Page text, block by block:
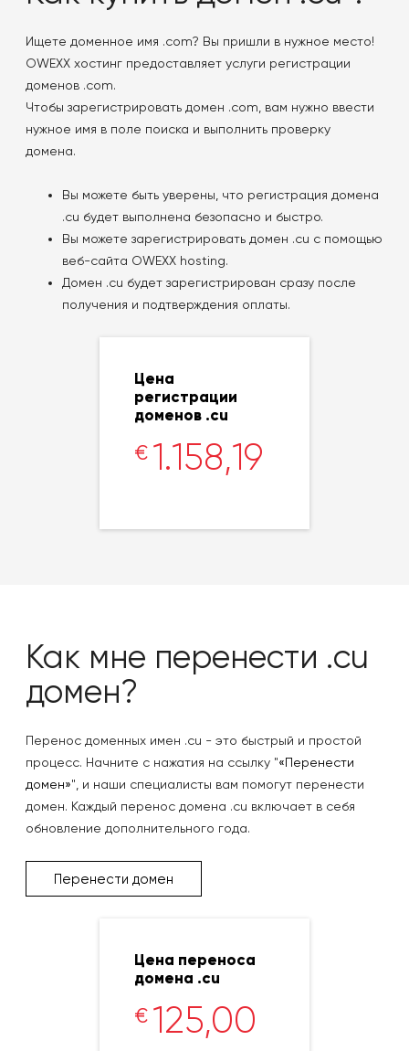
Ищете доменное имя .com? Вы пришли в нужное место!
OWEXX хостинг предоставляет услуги регистрации
доменов .com.
Чтобы зарегистрировать домен .com, вам нужно ввести
нужное имя в поле поиска и выполнить проверку
домена.
Вы можете быть уверены, что регистрация домена
.cu будет выполнена безопасно и быстро.
Вы можете зарегистрировать домен .cu с помощью
веб-сайта OWEXX hosting.
Домен .cu будет зарегистрирован сразу после
получения и подтверждения оплаты.
Цена
регистрации
доменов .cu
€ 1.158,19
Как мне перенести .cu
домен?
Перенос доменных имен .cu - это быстрый и простой
процесс. Начните с нажатия на ссылку "«Перенести
домен»", и наши специалисты вам помогут перенести
домен. Каждый перенос домена .cu включает в себя
обновление дополнительного года.
Перенести домен
Цена переноса
домена .cu
€ 125,00